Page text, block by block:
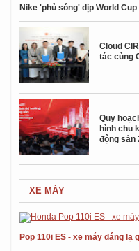
Nike 'phủ sóng' dịp World
Cloud
tác cùng
Quy
hình chu
động sản
XE MÁY
Pop 110i ES - xe máy dáng lạ